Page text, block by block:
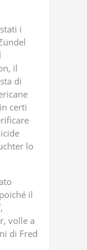
i
il
di
certi
lo
il
volle a
di Fred